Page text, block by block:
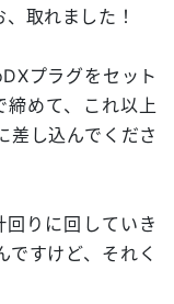
取れました！
プラグをセット
めて、これ以上
差し込んでくださ
りに回していき
ですけど、それく